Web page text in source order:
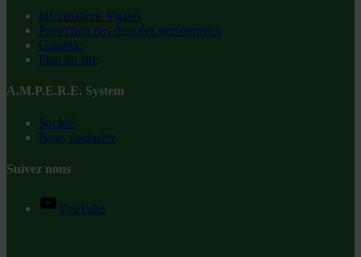
Informations légales
Protection des données personnelles
Garantie
Plan du site
A.M.P.E.R.E. System
Société
Nous contacter
Suivez nous
YouTube